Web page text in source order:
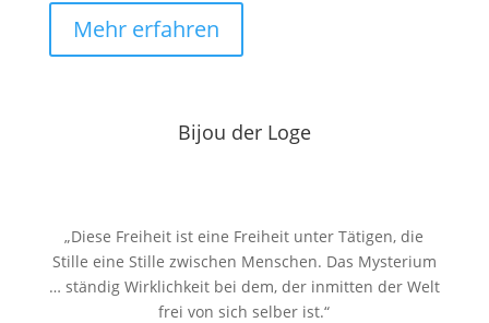
Mehr erfahren
Bijou der Loge
„Diese Freiheit ist eine Freiheit unter Tätigen, die
Stille eine Stille zwischen Menschen. Das Mysterium
… ständig Wirklichkeit bei dem, der inmitten der Welt
frei von sich selber ist.“